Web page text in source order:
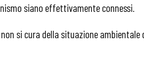
siano effettivamente connessi.
si cura della situazione ambientale